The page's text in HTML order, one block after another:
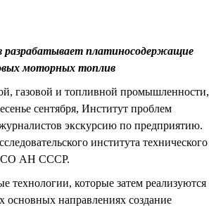
разрабатывает платиносодержащие
моторных топлив
газовой и топливной промышленности,
сентября, Институт проблем
экскурсию по предприятию.
института технического
СО АН СССР.
технологии, которые затем реализуются
направлениях создание